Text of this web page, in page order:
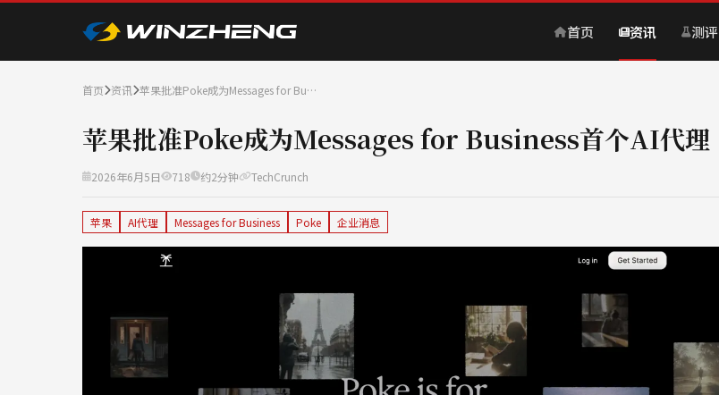
首页 资讯 测评
首页 资讯 苹果批准Poke成为Messages for Bu…
苹果批准Poke成为Messages for Business首个AI代理
2026年6月5日 718 约2分钟 TechCrunch
苹果 AI代理 Messages for Business Poke 企业消息